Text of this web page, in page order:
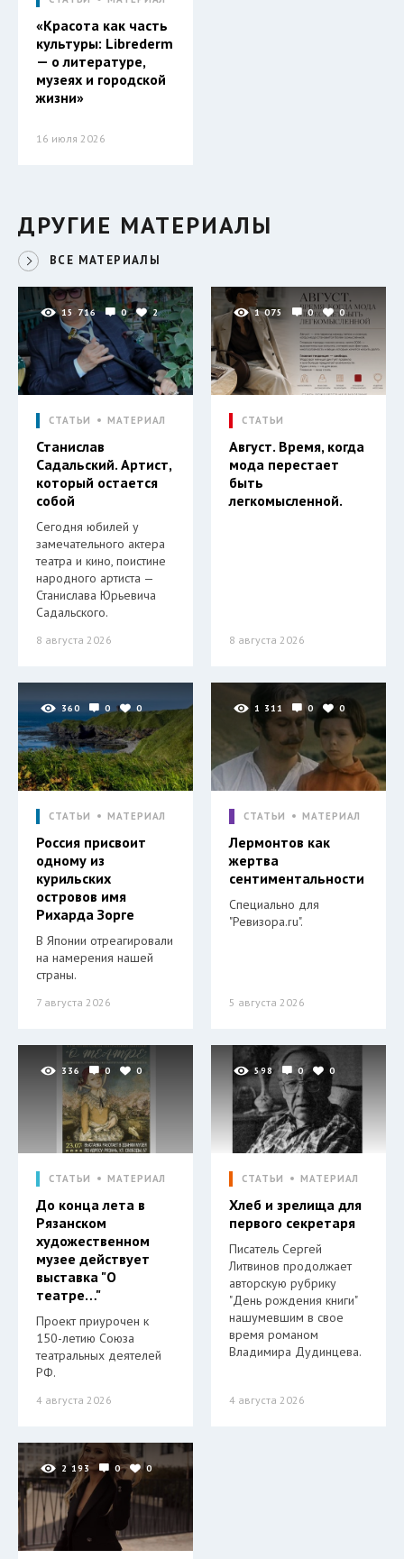
«Красота как часть
культуры: Librederm
— о литературе,
музеях и городской
жизни»
16 июля 2026
ДРУГИЕ МАТЕРИАЛЫ
ВСЕ МАТЕРИАЛЫ
15 716 0 2
СТАТЬИ МАТЕРИАЛ
Станислав
Садальский. Артист,
который остается
собой
Сегодня юбилей у
замечательного актера
театра и кино, поистине
народного артиста —
Станислава Юрьевича
Садальского.
8 августа 2026
1 075 0 0
СТАТЬИ
Август. Время, когда
мода перестает
быть
легкомысленной.
8 августа 2026
360 0 0
СТАТЬИ МАТЕРИАЛ
Россия присвоит
одному из
курильских
островов имя
Рихарда Зорге
В Японии отреагировали
на намерения нашей
страны.
7 августа 2026
1 311 0 0
СТАТЬИ МАТЕРИАЛ
Лермонтов как
жертва
сентиментальности
Специально для
"Ревизора.ru".
5 августа 2026
336 0 0
СТАТЬИ МАТЕРИАЛ
До конца лета в
Рязанском
художественном
музее действует
выставка "О
театре…"
Проект приурочен к
150-летию Союза
театральных деятелей
РФ.
4 августа 2026
598 0 0
СТАТЬИ МАТЕРИАЛ
Хлеб и зрелища для
первого секретаря
Писатель Сергей
Литвинов продолжает
авторскую рубрику
"День рождения книги"
нашумевшим в свое
время романом
Владимира Дудинцева.
4 августа 2026
2 193 0 0